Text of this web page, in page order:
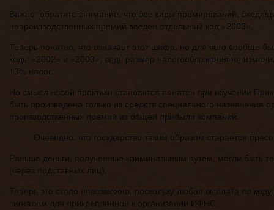
Важно: обратите внимание, что все виды премирований,
непроизводственных премий введен отдельный код «2003».
Теперь понятно, что означает этот шифр, но для чего вообще
коды «2002» и «2003», ведь размер налогообложения не
13% налог.
Но смысл новой практики становится понятен при изучении
быть произведена только из средств специального
производственных премий из общей прибыли компании.
Очевидно, что государство таким образом старается
Раньше деньги, полученные криминальным путем, могли
(через подставных лиц).
Теперь это стало невозможно, поскольку любая выплата по
сигналом для прикрепленной к организации ИФНС.